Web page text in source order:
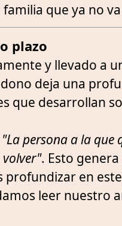
que ya no
plazo
y llevado a
deja una
que desarrollan
"La persona a la que
volver". Esto
profundizar en
leer nuestro